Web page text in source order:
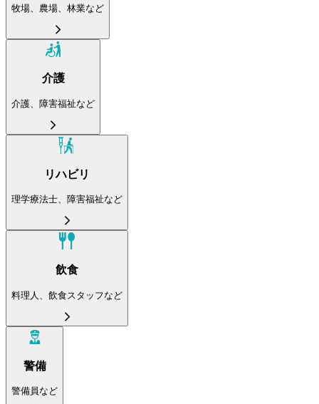
牧場、農場、林業など
介護
介護、障害福祉など
リハビリ
理学療法士、障害福祉など
飲食
料理人、飲食スタッフなど
警備
警備員など